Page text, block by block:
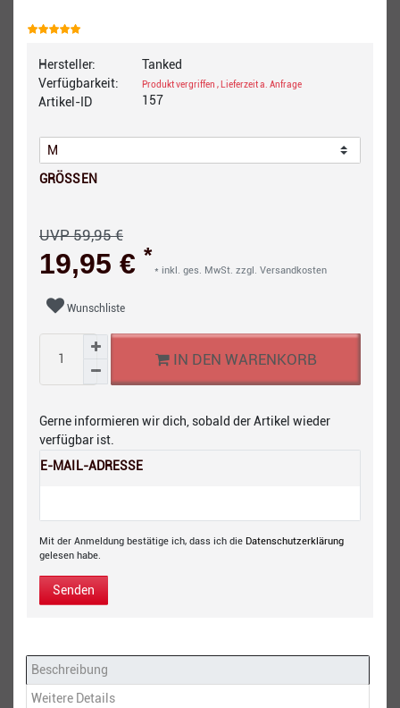
Hersteller:
Verfügbarkeit:
Artikel-ID
Tanked
Produkt vergriffen , Lieferzeit a. Anfrage
157
GRÖSSEN
UVP 59,95 €
19,95 € *
* inkl. ges. MwSt. zzgl. Versandkosten
Wunschliste
IN DEN WARENKORB
Gerne informieren wir dich, sobald der Artikel wieder
verfügbar ist.
E-MAIL-ADRESSE
Mit der Anmeldung bestätige ich, dass ich die Daten­schutz­erklärung
gelesen habe.
Senden
Beschreibung
Weitere Details